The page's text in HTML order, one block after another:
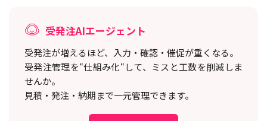
受発注AIエージェント
受発注が増えるほど、入力・確認・催促が重くなる。
受発注管理を“仕組み化“して、ミスと工数を削減しま
せんか。
見積・発注・納期まで一元管理できます。